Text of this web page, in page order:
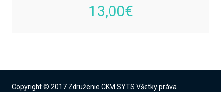
13,00€
Copyright © 2017 Združenie CKM SYTS Všetky práva